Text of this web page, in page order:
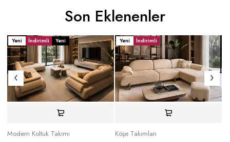
Son Eklenenler
Yeni İndirimli Yeni
Modern Koltuk Takımı
Yeni İndirimli
Köşe Takımları